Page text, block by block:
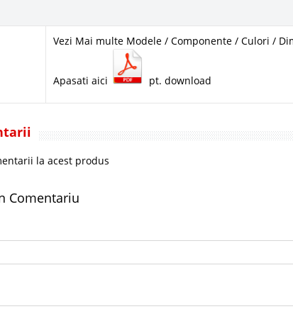
Vezi Mai multe Modele / Componente / Culori /
Apasati aici pt. download
la acest produs
Comentariu